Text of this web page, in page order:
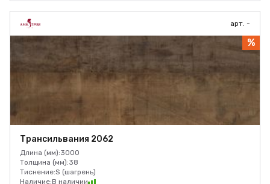
арт. -
%
Трансильвания 2062
Длина (мм):3000
Толщина (мм):38
Тиснение:S (шагрень)
Наличие:В наличии